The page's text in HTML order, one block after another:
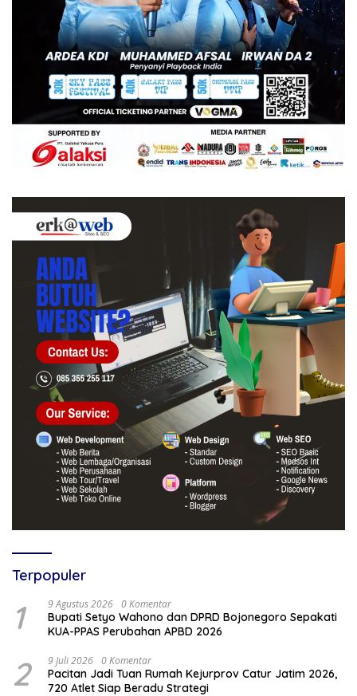
Terpopuler
1 9 Agustus 2026 0 Komentar
Bupati Setyo Wahono dan DPRD Bojonegoro Sepakati
KUA-PPAS Perubahan APBD 2026
2 9 Juli 2026 0 Komentar
Pacitan Jadi Tuan Rumah Kejurprov Catur Jatim 2026,
720 Atlet Siap Beradu Strategi